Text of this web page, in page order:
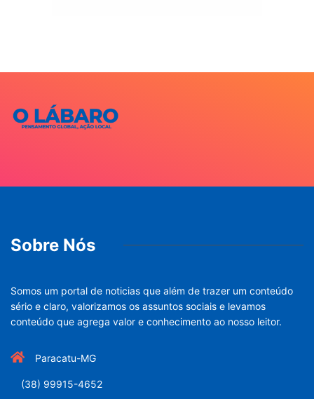
Sobre Nós
Somos um portal de noticias que além de trazer um conteúdo
sério e claro, valorizamos os assuntos sociais e levamos
conteúdo que agrega valor e conhecimento ao nosso leitor.
Paracatu-MG
(38) 99915-4652